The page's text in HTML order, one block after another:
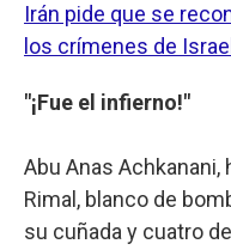
Irán pide que se
los crímenes de
"¡Fue el infierno!"
Abu Anas Achkanani,
Rimal, blanco de
su cuñada y cuatro